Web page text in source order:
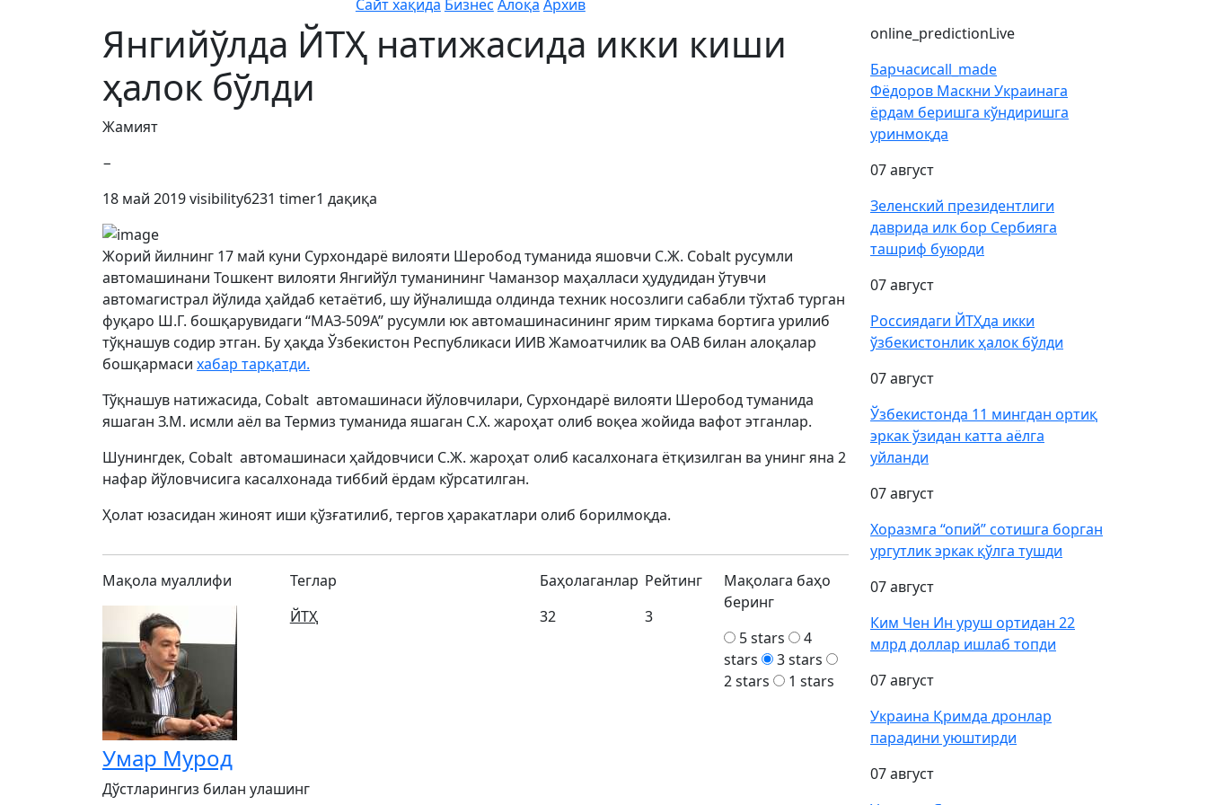
Сайт хақида Бизнес Алоқа Архив
Янгийўлда ЙТҲ натижасида икки киши
ҳалок бўлди
Жамият
−
18 май 2019visibility6231 timer1 дақиқа
Жорий йилнинг 17 май куни Сурхондарё вилояти Шеробод туманида яшовчи С.Ж. Cobalt русумли
автомашинани Тошкент вилояти Янгийўл туманининг Чаманзор маҳалласи ҳудудидан ўтувчи
автомагистрал йўлида ҳайдаб кетаётиб, шу йўналишда олдинда техник носозлиги сабабли тўхтаб турган
фуқаро Ш.Г. бошқарувидаги “МАЗ-509А” русумли юк автомашинасининг ярим тиркама бортига урилиб
тўқнашув содир этган. Бу ҳақда Ўзбекистон Республикаси ИИВ Жамоатчилик ва ОАВ билан алоқалар
бошқармаси хабар тарқатди.
Тўқнашув натижасида, Cobalt автомашинаси йўловчилари, Сурхондарё вилояти Шеробод туманида
яшаган З.М. исмли аёл ва Термиз туманида яшаган С.Х. жароҳат олиб воқеа жойида вафот этганлар.
Шунингдек, Cobalt автомашинаси ҳайдовчиси С.Ж. жароҳат олиб касалхонага ётқизилган ва унинг яна 2
нафар йўловчисига касалхонада тиббий ёрдам кўрсатилган.
Ҳолат юзасидан жиноят иши қўзғатилиб, тергов ҳаракатлари олиб борилмоқда.
Мақола муаллифи
Умар Мурод
Теглар
ЙТҲ
Баҳолаганлар
32
Рейтинг
3
Мақолага баҳо
беринг
5 stars
4
stars
3 stars
2 stars
1 stars
Дўстларингиз билан улашинг
online_predictionLive
Барчасиcall_made
Фёдоров Маскни Украинага
ёрдам беришга кўндиришга
уринмоқда
07 август
Зеленский президентлиги
даврида илк бор Сербияга
ташриф буюрди
07 август
Россиядаги ЙТҲда икки
ўзбекистонлик ҳалок бўлди
07 август
Ўзбекистонда 11 мингдан ортиқ
эркак ўзидан катта аёлга
уйланди
07 август
Хоразмга “опий” сотишга борган
ургутлик эркак қўлга тушди
07 август
Ким Чен Ин уруш ортидан 22
млрд доллар ишлаб топди
07 август
Украина Қримда дронлар
парадини уюштирди
07 август